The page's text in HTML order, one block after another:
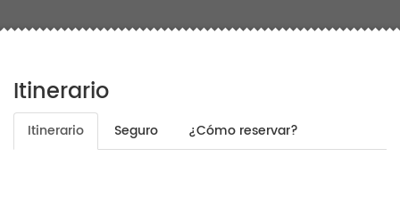
Itinerario
Itinerario Seguro ¿Cómo reservar?